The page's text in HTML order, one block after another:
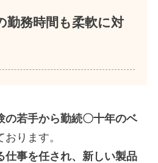
勤務時間も柔軟に対
の若手から勤続〇十年のベ
おります。
仕事を任され、新しい製品